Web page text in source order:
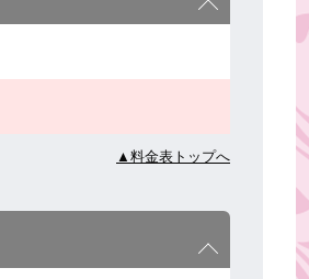
▲料金表トップへ